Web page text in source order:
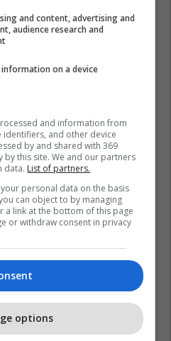
Plagosje Me Armë
and content, advertising and
audience research and
on a device
and information from
identifiers, and other device
by and shared with 369
by this site. We and our partners
data. List of partners.
personal data on the basis
can object to by managing
link at the bottom of this page
or withdraw consent in privacy
options